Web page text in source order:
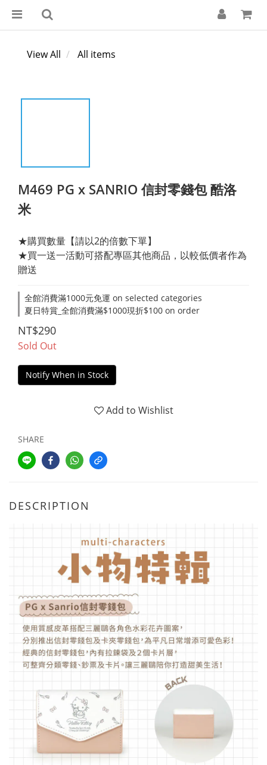
View All All items
M469 PG x SANRIO 信封零錢包 酷洛
米
★購買數量【請以2的倍數下單】
★買一送一活動可搭配專區其他商品，以較低價者作為
贈送
全館消費滿1000元免運 on selected categories
夏日特賞_全館消費滿$1000現折$100 on order
NT$290
Sold Out
Notify When in Stock
Add to Wishlist
SHARE
DESCRIPTION